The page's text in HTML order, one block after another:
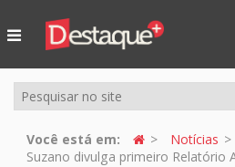
Online
Você está em:
Notícias
Suzano divulga primeiro Relatório